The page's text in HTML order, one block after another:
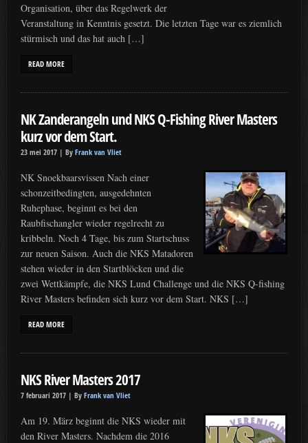
Organisation, über das Regelwerk der
Veranstaltung in Kenntnis gesetzt. Die letzten Tage war es ziemlich
stürmisch und das hat auch […]
READ MORE
NK Zanderangeln und NKS Q-Fishing River Masters
kurz vor dem Start.
23 mei 2017 | By Frank van Vliet
NK Snoekbaarsvissen Nach einer
schonzeitbedingten, ausgedehnten
Ruhephase, beginnt es bei den
Raubfischangler wieder regelrecht zu
kribbeln. Noch 4 Tage, bis zum Startschuss
zur neuen Saison. Auch die NKS Matadoren
stehen wieder in den Startblöcken und die
zwei Wettkämpfe, die NKS Lund Challenge und die NKS Q-fishing
River Masters befinden sich kurz vor dem Start. NKS […]
READ MORE
NKS River Masters 2017
7 februari 2017 | By Frank van Vliet
Am 19. März beginnt die NKS wieder mit
den River Masters. Nachdem die 2016